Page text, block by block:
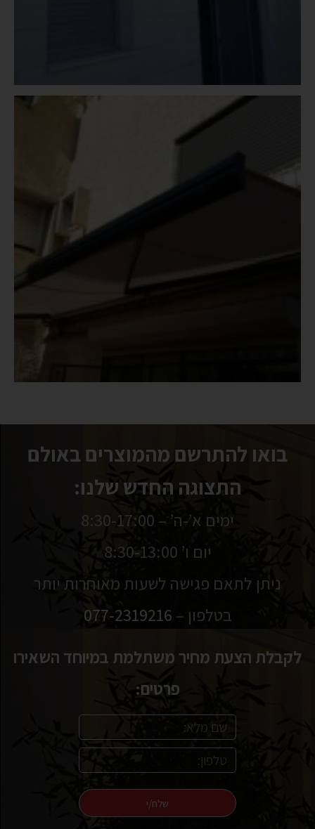
בואו להתרשם מהמוצרים באולם
התצוגה החדש שלנו:
ימים א’-ה’ – 8:30-17:00
יום ו’ 8:30-13:00
ניתן לתאם פגישה לשעות מאוחרות יותר
בטלפון – 077-2319216
לקבלת הצעת מחיר משתלמת במיוחד השאירו
פרטים:
שלח/י